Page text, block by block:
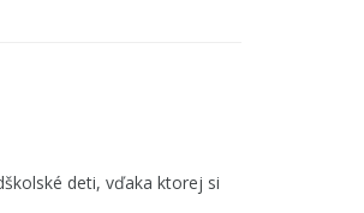
deti, vďaka ktorej si